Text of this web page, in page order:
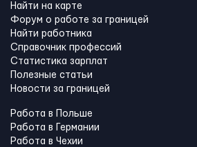
Найти на карте
Форум о работе за границей
Найти работника
Справочник профессий
Статистика зарплат
Полезные статьи
Новости за границей
Работа в Польше
Работа в Германии
Работа в Чехии